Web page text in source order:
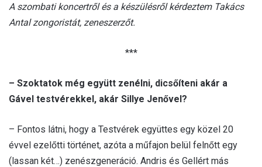
A szombati koncertről és a készülésről kérdeztem Takács
Antal zongoristát, zeneszerzőt.
***
– Szoktatok még együtt zenélni, dicsőíteni akár a
Gável testvérekkel, akár Sillye Jenővel?
– Fontos látni, hogy a Testvérek együttes egy közel 20
évvel ezelőtti történet, azóta a műfajon belül felnőtt egy
(lassan két…) zenészgeneráció. Andris és Gellért más